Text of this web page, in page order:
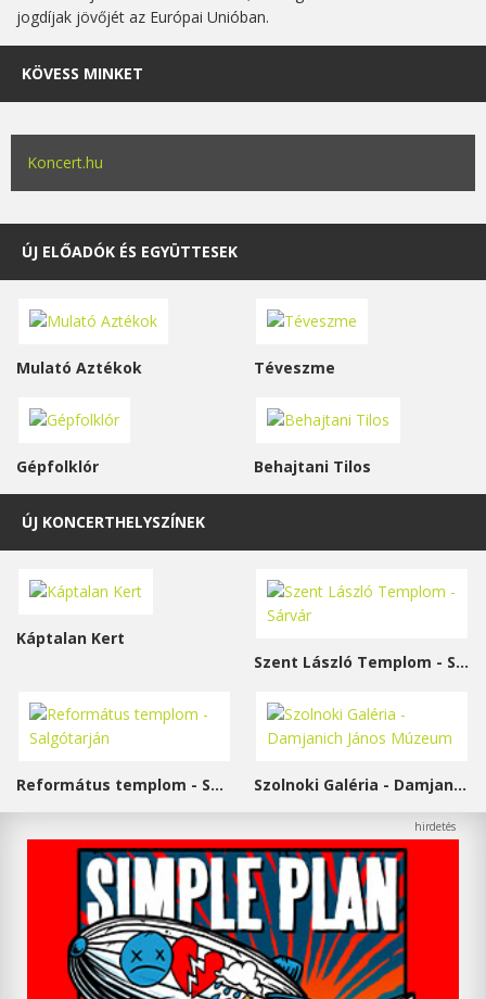
jogdíjak jövőjét az Európai Unióban.
KÖVESS MINKET
Koncert.hu
ÚJ ELŐADÓK ÉS EGYÜTTESEK
Mulató Aztékok Téveszme
Gépfolklór Behajtani Tilos
ÚJ KONCERTHELYSZÍNEK
Káptalan Kert
Szent László Templom - Sárvár
Református templom - Salgótarján Szolnoki Galéria - Damjanich János Múzeum